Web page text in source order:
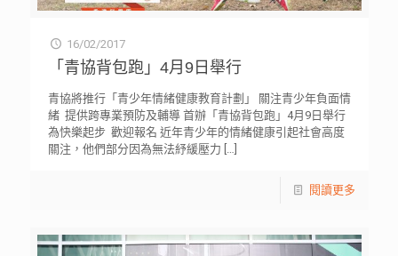
16/02/2017
「青協背包跑」4月9日舉行
青協將推行「青少年情緒健康教育計劃」 關注青少年負面情
緒 提供跨專業預防及輔導 首辦「青協背包跑」4月9日舉行
為快樂起步 歡迎報名 近年青少年的情緒健康引起社會高度
關注，他們部分因為無法紓緩壓力 […]
閱讀更多